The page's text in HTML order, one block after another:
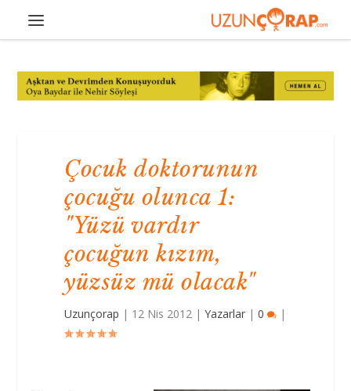
Çocuk doktorunun
çocuğu olunca 1:
"Yüzü vardır
çocuğun kızım,
yüzsüz mü olacak"
Uzunçorap | 12 Nis 2012 |Yazarlar |0 |